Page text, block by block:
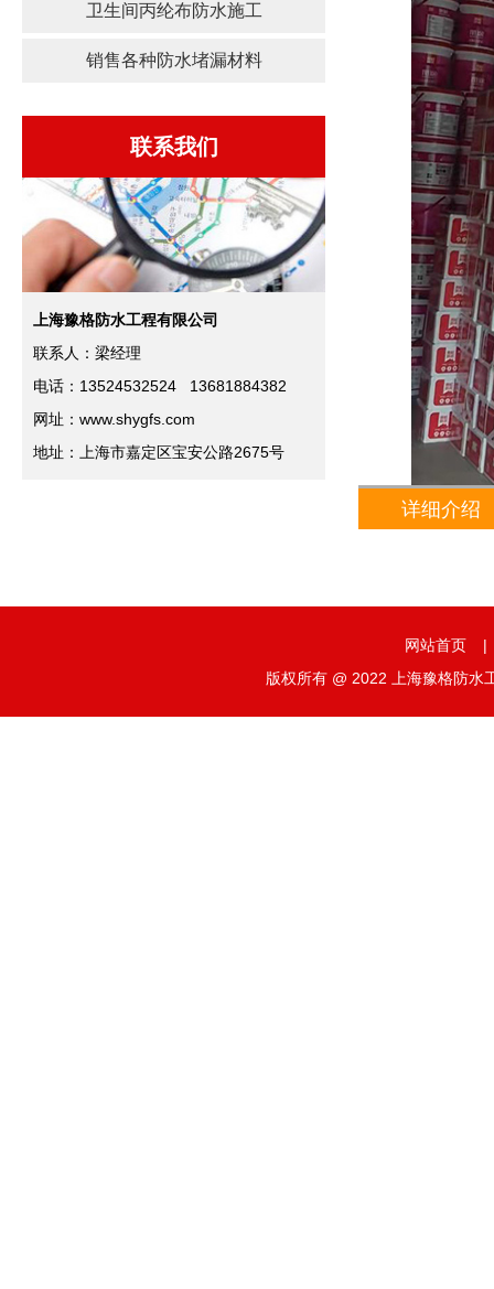
卫生间丙纶布防水施工
销售各种防水堵漏材料
联系我们
上海豫格防水工程有限公司
联系人：梁经理
电话：13524532524 13681884382
网址：www.shygfs.com
地址：上海市嘉定区宝安公路2675号
详细介绍
网站首页
|
版权所有 @ 2022 上海豫格防水